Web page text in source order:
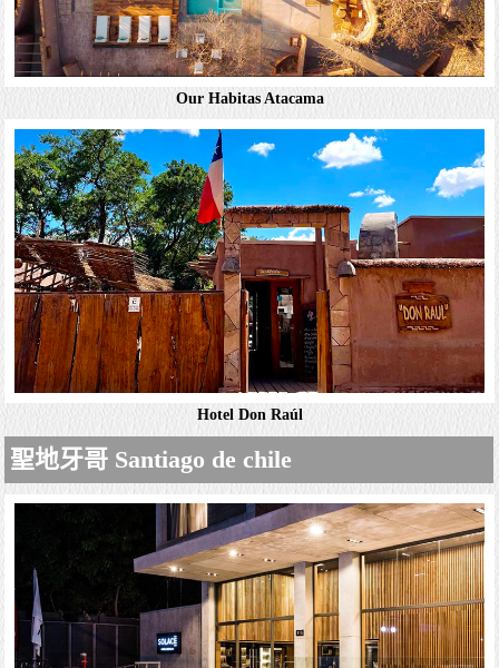
Hotel poblado kimal Atacama
設有1個帶游泳池的花園和1間餐廳，提供免費無線網絡連
接、私人露台和免費停車場，還供應早餐，距離主廣場有
500米。 寬敞的生態小屋以天然材料建成，設有帶風扇和暖
氣的甲板露台。飯店內都設有私人浴室和迷你...
詳細資料
Our Habitas Atacama
Our Habitas Atacama
擁有現代設計的內飾，從各個角度均享有壯麗景色，設有室
外游泳池和覆蓋公共區域的免費WiFi，擁有簡約風格的建
築，以天然面料佈置。客房設有全景露台以及帶淋浴的私人
浴室。飯店內設有餐廳，提供免費私人停車場。...
詳細資料
Hotel Don Raúl
聖地牙哥 Santiago de chile